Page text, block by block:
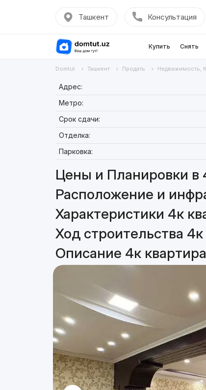
Ташкент Консультация
Купить Снять
Domtut Ташкент Продать Недвижимость,
Адрес:
Метро:
Срок сдачи:
Отделка:
Парковка:
Цены и Планировки в
Расположение и
Характеристики 4к
Ход строительства
Описание 4к